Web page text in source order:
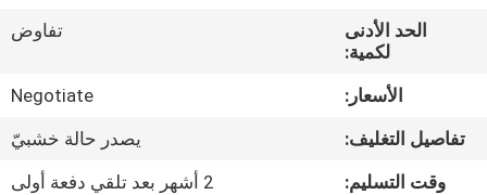
مراقبة
الجودة
اتصل
الحد الأدنى
لكمية:
تفاوض
الأسعار:
Negotiate
تفاصيل التغليف:
يصدر حالة خشبيّ
وقت التسليم:
2 أشهر بعد تلقي دفعة أولى